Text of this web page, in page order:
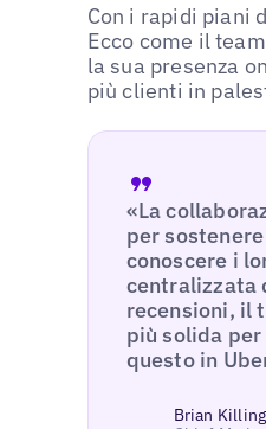
Con i rapidi piani
Ecco come il
la sua presenza
più clienti in
«La
per
conoscere i
centralizzata
recensioni, il
più solida
questo in
Brian